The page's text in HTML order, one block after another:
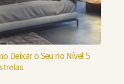
Deixar o Seu no Nível 5